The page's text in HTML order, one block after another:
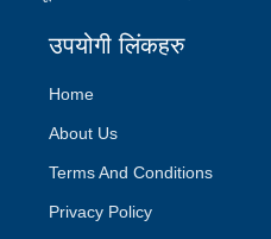
उपयोगी लिंकहरु
Home
About Us
Terms And Conditions
Privacy Policy